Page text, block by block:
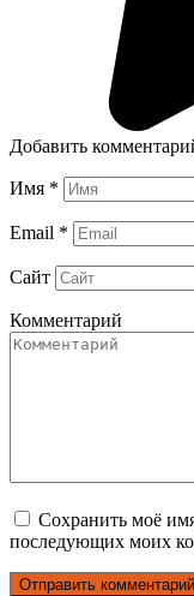
Добавить
Имя *
Email *
Сайт
Комментарий
Сохранить моё
последующих моих